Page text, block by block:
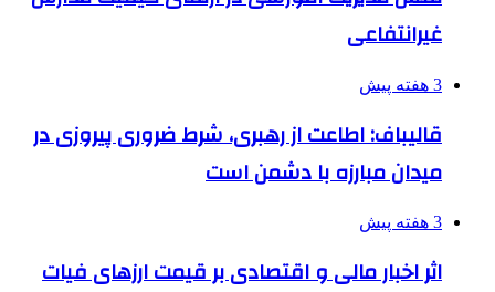
غیرانتفاعی
3 هفته پیش
قالیباف: اطاعت از رهبری، شرط ضروری پیروزی در
میدان مبارزه با دشمن است
3 هفته پیش
اثر اخبار مالی و اقتصادی بر قیمت ارزهای فیات